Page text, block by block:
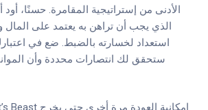
الأدنى من إستراتيجية المقامرة. حسنًا،
الذي يجب أن تراهن به يعتمد على المال
استعداد لخسارته بالضبط. ضع في
ستحقق لك انتصارات محددة وأن